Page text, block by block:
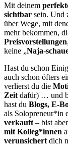
Mit deinem
sichtbar sein. Und
über Wege, mit
mehr bekommen,
Preisvorstellungen,
keine „Naja-
Hast du schon
auch schon öfters
verlierst du die
Zeit dafür) … und
hast du Blogs, E-
als Solopreneur*in
verkauft – bist aber
mit Kolleg*innen
verunsichert dich